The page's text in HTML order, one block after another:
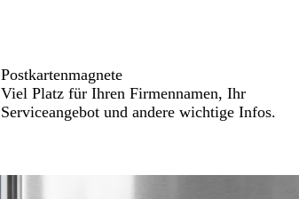
Postkartenmagnete
Viel Platz für Ihren Firmennamen, Ihr
Serviceangebot und andere wichtige Infos.